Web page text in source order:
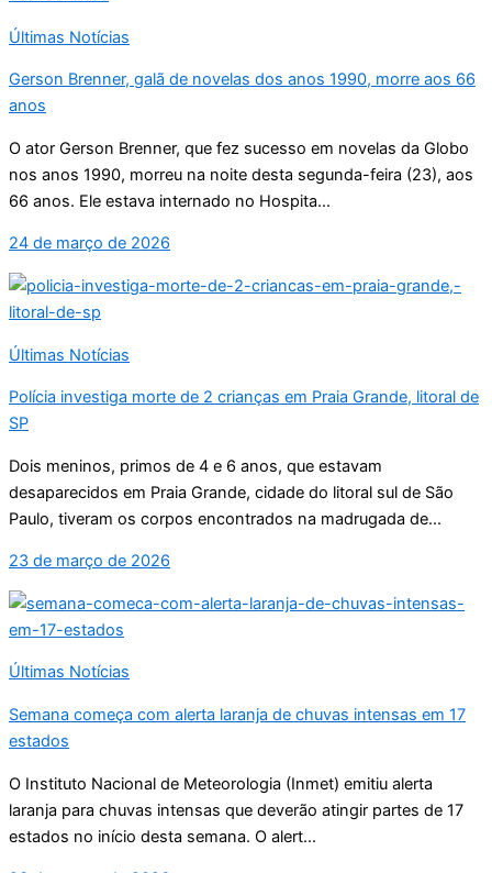
Últimas Notícias
Gerson Brenner, galã de novelas dos anos 1990, morre aos 66
anos
O ator Gerson Brenner, que fez sucesso em novelas da Globo
nos anos 1990, morreu na noite desta segunda-feira (23), aos
66 anos. Ele estava internado no Hospita...
24 de março de 2026
Últimas Notícias
Polícia investiga morte de 2 crianças em Praia Grande, litoral de
SP
Dois meninos, primos de 4 e 6 anos, que estavam
desaparecidos em Praia Grande, cidade do litoral sul de São
Paulo, tiveram os corpos encontrados na madrugada de...
23 de março de 2026
Últimas Notícias
Semana começa com alerta laranja de chuvas intensas em 17
estados
O Instituto Nacional de Meteorologia (Inmet) emitiu alerta
laranja para chuvas intensas que deverão atingir partes de 17
estados no início desta semana. O alert...